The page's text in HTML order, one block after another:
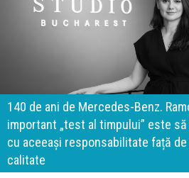
140 de ani de Mercedes-Benz.
important „test al timpului” este
cu aceeași responsabilitate față
calitate